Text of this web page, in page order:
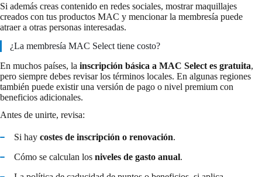
Si además creas contenido en redes sociales, mostrar maquillajes
creados con tus productos MAC y mencionar la membresía puede
atraer a otras personas interesadas.
¿La membresía MAC Select tiene costo?
En muchos países, la inscripción básica a MAC Select es gratuita,
pero siempre debes revisar los términos locales. En algunas regiones
también puede existir una versión de pago o nivel premium con
beneficios adicionales.
Antes de unirte, revisa:
Si hay costes de inscripción o renovación.
Cómo se calculan los niveles de gasto anual.